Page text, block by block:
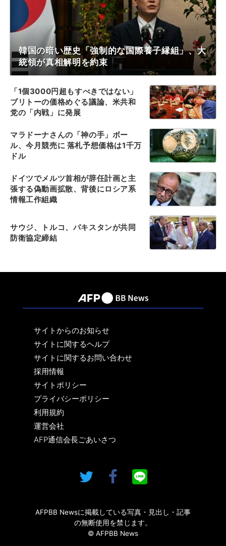
韓国の暗い歴史「強制的な国際養子縁組」、大
統領が真相解明を約束
「1個3000円超もすべきではない」
ブリトーの価格めぐる議論、米共和
党の「内戦」に発展
マラドーナさんの「神の手」ボー
ル、今月競売に 落札予想価格は1千万
ドル
ドイツでメルツ首相が辞任計画と主
張する偽動画拡散、背後にロシア系
情報工作組織
サウジ、トルコ、パキスタンが共同
防衛協定締結
サイトからのお知らせ
サイトに関するヘルプ
サイトに関するお問い合わせ
採用情報
サイトポリシー
プライバシーポリシー
利用規約
運営会社
AFP通信会長ごあいさつ
AFPBB Newsに掲載している写真・見出し・記事
の無断使用を禁じます。
© AFPBB News